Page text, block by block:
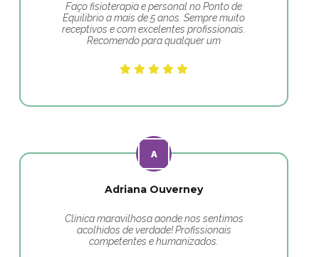
Faço fisioterapia e personal no Ponto de
Equilibrio a mais de 5 anos. Sempre muito
receptivos e com excelentes profissionais.
Recomendo para qualquer um
Adriana Ouverney
Clínica maravilhosa aonde nos sentimos
acolhidos de verdade! Profissionais
competentes e humanizados.